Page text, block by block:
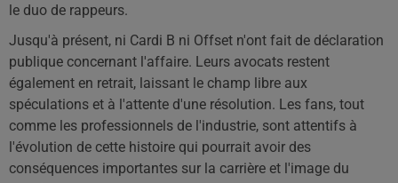
le duo de rappeurs.
Jusqu'à présent, ni Cardi B ni Offset n'ont fait de déclaration
publique concernant l'affaire. Leurs avocats restent
également en retrait, laissant le champ libre aux
spéculations et à l'attente d'une résolution. Les fans, tout
comme les professionnels de l'industrie, sont attentifs à
l'évolution de cette histoire qui pourrait avoir des
conséquences importantes sur la carrière et l'image du